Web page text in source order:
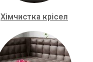
Хімчистка крісел